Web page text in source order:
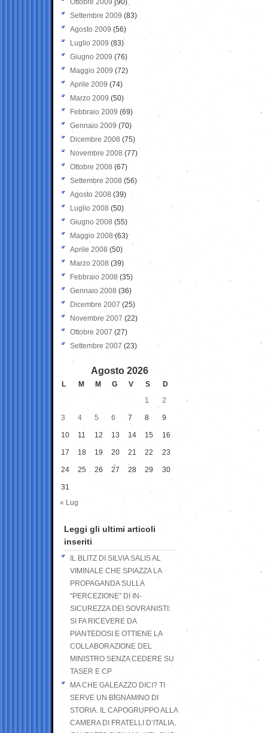
Ottobre 2009 (90)
Settembre 2009 (83)
Agosto 2009 (56)
Luglio 2009 (83)
Giugno 2009 (76)
Maggio 2009 (72)
Aprile 2009 (74)
Marzo 2009 (50)
Febbraio 2009 (69)
Gennaio 2009 (70)
Dicembre 2008 (75)
Novembre 2008 (77)
Ottobre 2008 (67)
Settembre 2008 (56)
Agosto 2008 (39)
Luglio 2008 (50)
Giugno 2008 (55)
Maggio 2008(63)
Aprile 2008 (50)
Marzo 2008 (39)
Febbraio 2008 (35)
Gennaio 2008 (36)
Dicembre 2007 (25)
Novembre 2007 (22)
Ottobre 2007 (27)
Settembre 2007 (23)
Agosto 2026
L M M G V S
D
1
2
3 4 5 6 7 8 9
10 11 12 13 14 15 16
17 18 19 20 21 22 23
24 25 26 27 28 29 30
31
« Lug
Leggi gli ultimi articoli
inseriti
IL BLITZ DI SILVIA SALIS AL
VIMINALE CHE SPIAZZA LA
PROPAGANDA SULLA
“PERCEZIONE” DI IN-
SICUREZZA DEI SOVRANISTI:
SI FA RICEVERE DA
PIANTEDOSI E OTTIENE LA
COLLABORAZIONE DEL
MINISTRO SENZA CEDERE SU
TASER E CP
MA CHE GALEAZZO DICI? TI
SERVE UN BIGNAMINO DI
STORIA. IL CAPOGRUPPO ALLA
CAMERA DI FRATELLI D’ITALIA,